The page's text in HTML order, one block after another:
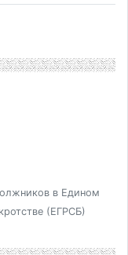
в Едином
(ЕГРСБ)